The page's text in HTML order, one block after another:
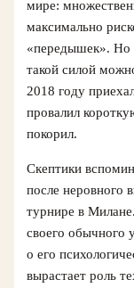
мире:
максимально
«передышек». Но
такой силой
2018 году
провалил
покорил.
Скептики
после неровного
турнире в
своего обычного
о его
вырастает роль